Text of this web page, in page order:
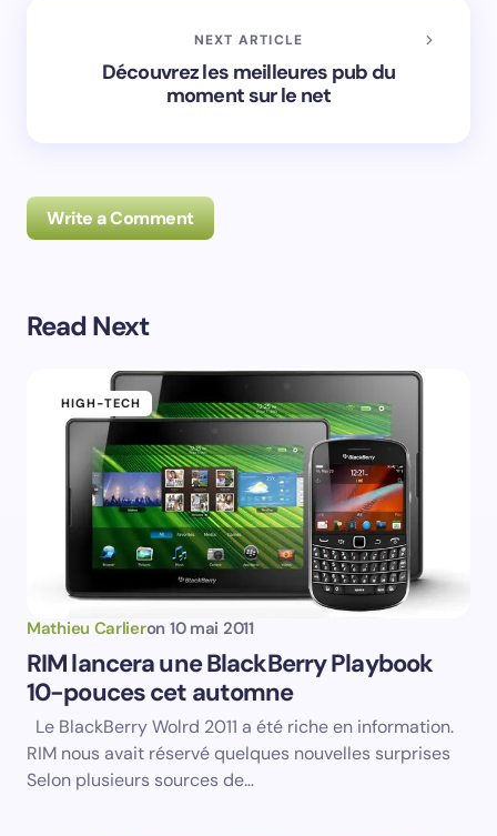
NEXT ARTICLE
Découvrez les meilleures pub du
moment sur le net
Write a Comment
Votre adresse e-mail ne sera pas publiée. Les
champs obligatoires sont indiqués avec*
Your Comment *
Name *
Email *
Prévenez-moi de tous les nouveaux articles par e-
mail.
Read Next
HIGH-TECH
Mathieu Carlieron 10 mai 2011
RIM lancera une BlackBerry Playbook
10-pouces cet automne
Le BlackBerry Wolrd 2011 a été riche en information.
RIM nous avait réservé quelques nouvelles surprises
Selon plusieurs sources de…